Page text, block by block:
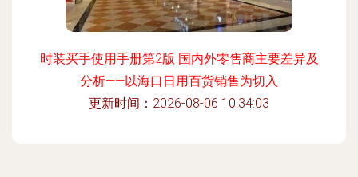
时装买手使用手册第2版 国内外零售商主要差异及
分析——以海口日用百货销售为切入
更新时间：2026-08-06 10:34:03